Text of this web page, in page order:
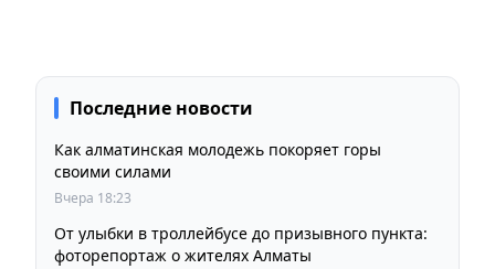
Последние новости
Как алматинская молодежь покоряет горы
своими силами
Вчера 18:23
От улыбки в троллейбусе до призывного пункта:
фоторепортаж о жителях Алматы